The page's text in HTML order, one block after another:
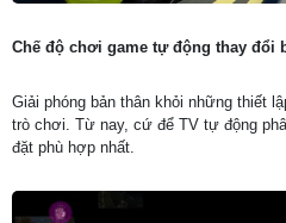
Chế độ chơi game tự động thay đổi
Giải phóng bản thân khỏi những thiết
trò chơi. Từ nay, cứ để TV tự động
đặt phù hợp nhất.